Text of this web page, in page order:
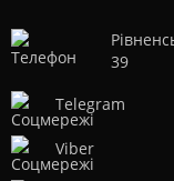
39
Telegram
Viber